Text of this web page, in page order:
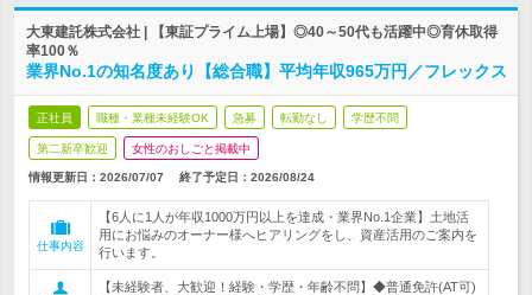
大東建託株式会社 | 【東証プライム上場】◎40～50代も活躍中◎育休取得
率100％
業界No.1の知名度あり【総合職】平均年収965万円／フレックス
正社員 職種・業種未経験OK 急募 転勤なし 学歴不問
第二新卒歓迎 女性のおしごと掲載中
情報更新日：2026/07/07 終了予定日： 2026/08/24
仕事内容
【6人に1人が年収1000万円以上を達成・業界No.1企業】土地活
用にお悩みのオーナー様へヒアリングをし、資産活用のご案内を
行います。
【未経験者、大歓迎！経験・学歴・年齢不問】◆普通免許(AT可)